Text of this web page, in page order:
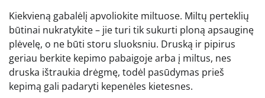
Kiekvieną gabalėlį apvoliokite miltuose. Miltų perteklių
būtinai nukratykite – jie turi tik sukurti ploną apsauginę
plėvelę, o ne būti storu sluoksniu. Druską ir pipirus
geriau berkite kepimo pabaigoje arba į miltus, nes
druska ištraukia drėgmę, todėl pasūdymas prieš
kepimą gali padaryti kepenėles kietesnes.